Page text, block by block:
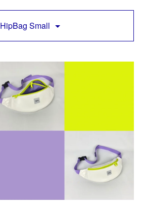
HipBag Small